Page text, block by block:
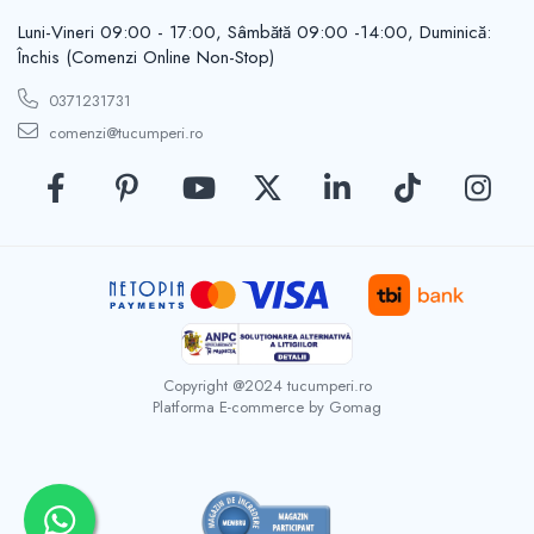
Tarozi
Yale
Zavoare
Generatoare si motoare
Motoare electrice
Unelte de masurat
Sublere
Accesorii scule si unelte electrice
Luni-Vineri 09:00 - 17:00, Sâmbătă 09:00 -14:00, Duminică:
Închis (Comenzi Online Non-Stop)
0371231731
comenzi@tucumperi.ro
Copyright @2024 tucumperi.ro
Platforma E-commerce by Gomag